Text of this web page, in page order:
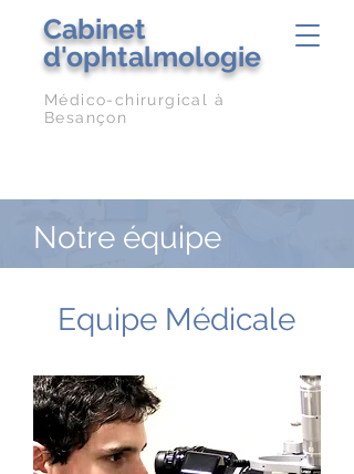
Cabinet
d'ophtalmologie
Médico-chirurgical à
Besançon
Notre équipe
Equipe Médicale